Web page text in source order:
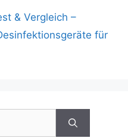
& Vergleich –
für